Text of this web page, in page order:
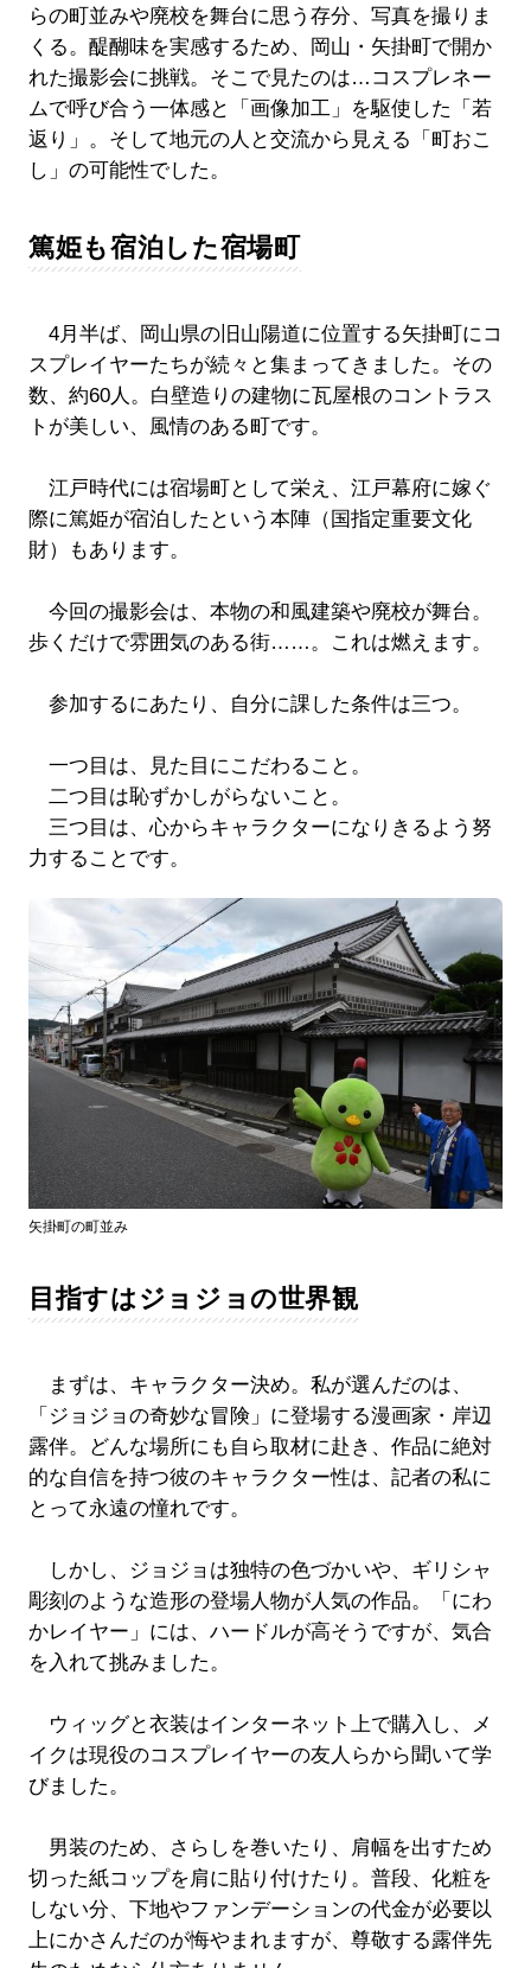
らの町並みや廃校を舞台に思う存分、写真を撮りま
くる。醍醐味を実感するため、岡山・矢掛町で開か
れた撮影会に挑戦。そこで見たのは…コスプレネー
ムで呼び合う一体感と「画像加工」を駆使した「若
返り」。そして地元の人と交流から見える「町おこ
し」の可能性でした。
篤姫も宿泊した宿場町
4月半ば、岡山県の旧山陽道に位置する矢掛町にコ
スプレイヤーたちが続々と集まってきました。その
数、約60人。白壁造りの建物に瓦屋根のコントラス
トが美しい、風情のある町です。
江戸時代には宿場町として栄え、江戸幕府に嫁ぐ
際に篤姫が宿泊したという本陣（国指定重要文化
財）もあります。
今回の撮影会は、本物の和風建築や廃校が舞台。
歩くだけで雰囲気のある街……。これは燃えます。
参加するにあたり、自分に課した条件は三つ。
一つ目は、見た目にこだわること。
二つ目は恥ずかしがらないこと。
三つ目は、心からキャラクターになりきるよう努
力することです。
矢掛町の町並み
目指すはジョジョの世界観
まずは、キャラクター決め。私が選んだのは、
「ジョジョの奇妙な冒険」に登場する漫画家・岸辺
露伴。どんな場所にも自ら取材に赴き、作品に絶対
的な自信を持つ彼のキャラクター性は、記者の私に
とって永遠の憧れです。
しかし、ジョジョは独特の色づかいや、ギリシャ
彫刻のような造形の登場人物が人気の作品。「にわ
かレイヤー」には、ハードルが高そうですが、気合
を入れて挑みました。
ウィッグと衣装はインターネット上で購入し、メ
イクは現役のコスプレイヤーの友人らから聞いて学
びました。
男装のため、さらしを巻いたり、肩幅を出すため
切った紙コップを肩に貼り付けたり。普段、化粧を
しない分、下地やファンデーションの代金が必要以
上にかさんだのが悔やまれますが、尊敬する露伴先